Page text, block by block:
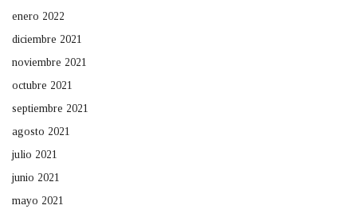
enero 2022
diciembre 2021
noviembre 2021
octubre 2021
septiembre 2021
agosto 2021
julio 2021
junio 2021
mayo 2021